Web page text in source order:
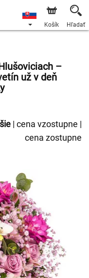
Košík Hľadať
–
už v deň
| cena vzostupne |
cena zostupne